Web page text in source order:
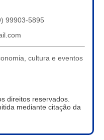
99903-5895
cultura e eventos
direitos reservados.
mediante citação da